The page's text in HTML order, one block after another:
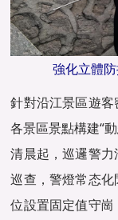
強化立體
針對沿江景區遊
各景區景點構建“
清晨起，巡邏警
巡查，警燈常态
位設置固定值守